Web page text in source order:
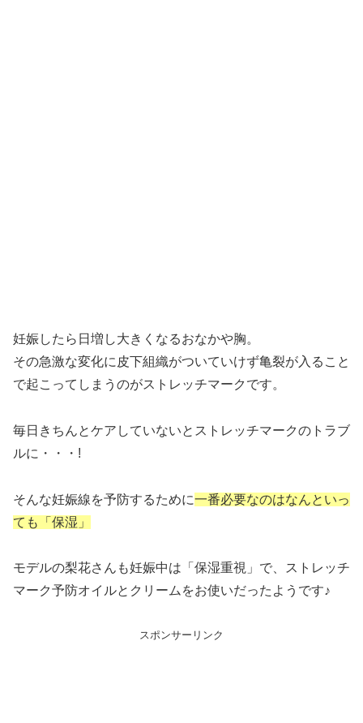
妊娠したら日増し大きくなるおなかや胸。
その急激な変化に皮下組織がついていけず亀裂が入ること
で起こってしまうのがストレッチマークです。
毎日きちんとケアしていないとストレッチマークのトラブ
ルに・・・!
そんな妊娠線を予防するために一番必要なのはなんといっ
ても「保湿」
モデルの梨花さんも妊娠中は「保湿重視」で、ストレッチ
マーク予防オイルとクリームをお使いだった ようです♪
スポンサーリンク